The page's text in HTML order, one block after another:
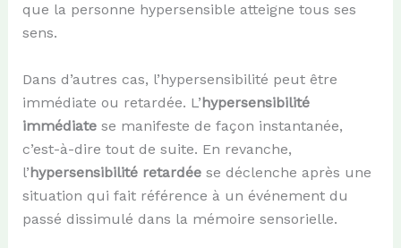
que la personne hypersensible atteigne tous ses
sens.
Dans d’autres cas, l’hypersensibilité peut être
immédiate ou retardée. L’hypersensibilité
immédiatese manifeste de façon instantanée,
c’est-à-dire tout de suite. En revanche,
l’hypersensibilité retardéese déclenche après une
situation qui fait référence à un événement du
passé dissimulé dans la mémoire sensorielle.